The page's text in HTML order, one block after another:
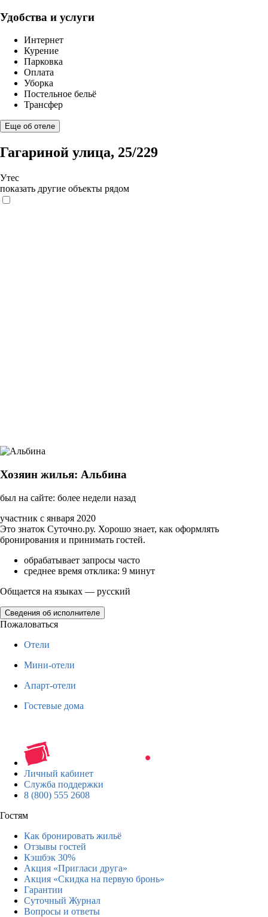
Удобства и услуги
Интернет
Курение
Парковка
Оплата
Уборка
Постельное бельё
Трансфер
Еще об отеле
Гагариной улица, 25/229
Утес
показать другие объекты рядом
Хозяин жилья: Альбина
был на сайте: более недели назад
участник с января 2020
Это знаток Суточно.ру. Хорошо знает, как оформлять
бронирования и принимать гостей.
обрабатывает запросы часто
среднее время отклика: 9 минут
Общается на языках — русский
Сведения об исполнителе
Пожаловаться
Отели
Мини-отели
Апарт-отели
Гостевые дома
Личный кабинет
Служба поддержки
8 (800) 555 2608
Гостям
Как бронировать жильё
Отзывы гостей
Кэшбэк 30%
Акция «Пригласи друга»
Акция «Скидка на первую бронь»
Гарантии
Суточный Журнал
Вопросы и ответы